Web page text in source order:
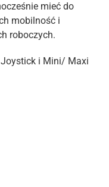
mieć do
mobilność i
roboczych.
i Mini/ Maxi